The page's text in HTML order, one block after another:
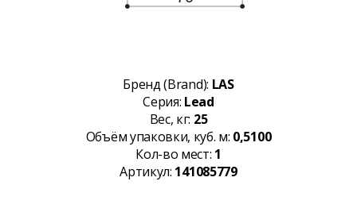
Бренд (Brand): LAS
Серия: Lead
Вес, кг: 25
Объём упаковки, куб. м: 0,5100
Кол-во мест: 1
Артикул: 141085779